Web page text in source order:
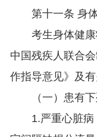
第十一条 身
考生身体健
中国残疾人联合
作指导意见》及
（一）患有
1.严重心脏